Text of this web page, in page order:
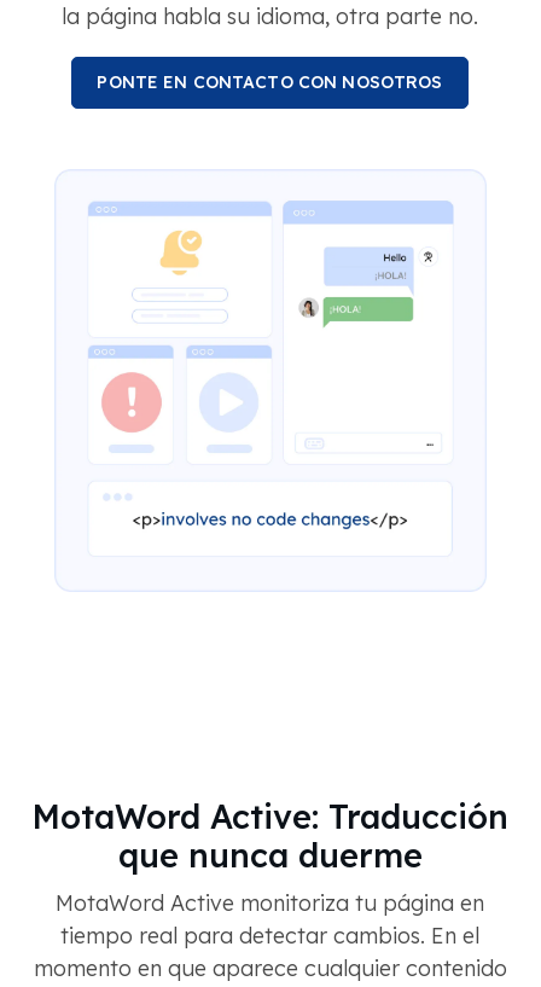
la página habla su idioma, otra parte no.
PONTE EN CONTACTO CON NOSOTROS
MotaWord Active: Traducción
que nunca duerme
MotaWord Active monitoriza tu página en
tiempo real para detectar cambios. En el
momento en que aparece cualquier contenido